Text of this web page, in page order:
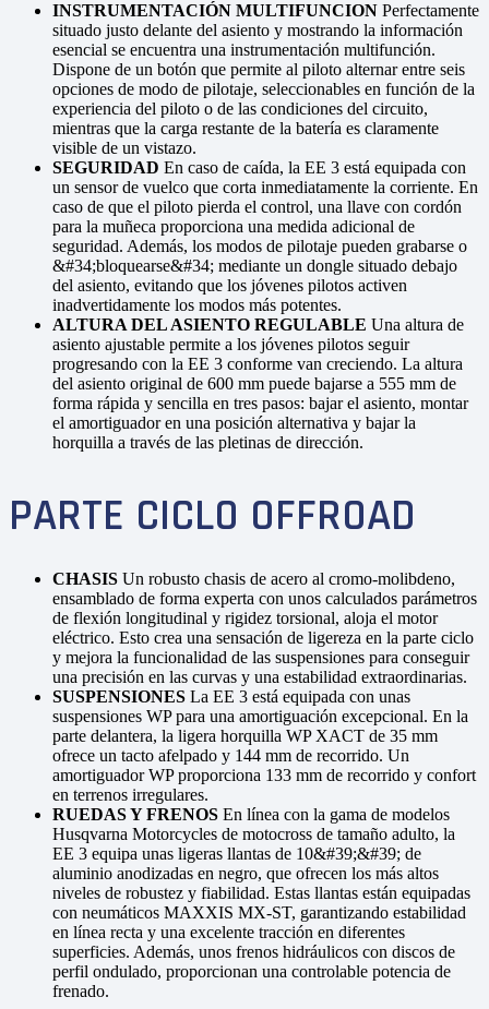
INSTRUMENTACIÓN MULTIFUNCION Perfectamente
situado justo delante del asiento y mostrando la información
esencial se encuentra una instrumentación multifunción.
Dispone de un botón que permite al piloto alternar entre seis
opciones de modo de pilotaje, seleccionables en función de la
experiencia del piloto o de las condiciones del circuito,
mientras que la carga restante de la batería es claramente
visible de un vistazo.
SEGURIDAD En caso de caída, la EE 3 está equipada con
un sensor de vuelco que corta inmediatamente la corriente. En
caso de que el piloto pierda el control, una llave con cordón
para la muñeca proporciona una medida adicional de
seguridad. Además, los modos de pilotaje pueden grabarse o
&#34;bloquearse&#34; mediante un dongle situado debajo
del asiento, evitando que los jóvenes pilotos activen
inadvertidamente los modos más potentes.
ALTURA DEL ASIENTO REGULABLE Una altura de
asiento ajustable permite a los jóvenes pilotos seguir
progresando con la EE 3 conforme van creciendo. La altura
del asiento original de 600 mm puede bajarse a 555 mm de
forma rápida y sencilla en tres pasos: bajar el asiento, montar
el amortiguador en una posición alternativa y bajar la
horquilla a través de las pletinas de dirección.
PARTE CICLO OFFROAD
CHASIS Un robusto chasis de acero al cromo-molibdeno,
ensamblado de forma experta con unos calculados parámetros
de flexión longitudinal y rigidez torsional, aloja el motor
eléctrico. Esto crea una sensación de ligereza en la parte ciclo
y mejora la funcionalidad de las suspensiones para conseguir
una precisión en las curvas y una estabilidad extraordinarias.
SUSPENSIONES La EE 3 está equipada con unas
suspensiones WP para una amortiguación excepcional. En la
parte delantera, la ligera horquilla WP XACT de 35 mm
ofrece un tacto afelpado y 144 mm de recorrido. Un
amortiguador WP proporciona 133 mm de recorrido y confort
en terrenos irregulares.
RUEDAS Y FRENOS En línea con la gama de modelos
Husqvarna Motorcycles de motocross de tamaño adulto, la
EE 3 equipa unas ligeras llantas de 10&#39;&#39; de
aluminio anodizadas en negro, que ofrecen los más altos
niveles de robustez y fiabilidad. Estas llantas están equipadas
con neumáticos MAXXIS MX-ST, garantizando estabilidad
en línea recta y una excelente tracción en diferentes
superficies. Además, unos frenos hidráulicos con discos de
perfil ondulado, proporcionan una controlable potencia de
frenado.